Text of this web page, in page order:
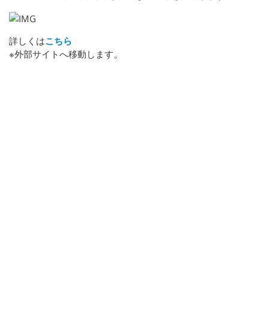
詳しくはこちら
※外部サイトへ移動します。